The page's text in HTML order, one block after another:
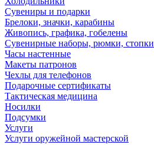
Сувениры и подарки
Брелоки, значки, карабины
Живопись, графика, гобелены
Сувенирные наборы, рюмки, стопки
Часы настенные
Макеты патронов
Чехлы для телефонов
Подарочные сертификаты
Тактическая медицина
Носилки
Подсумки
Услуги
Услуги оружейной мастерской